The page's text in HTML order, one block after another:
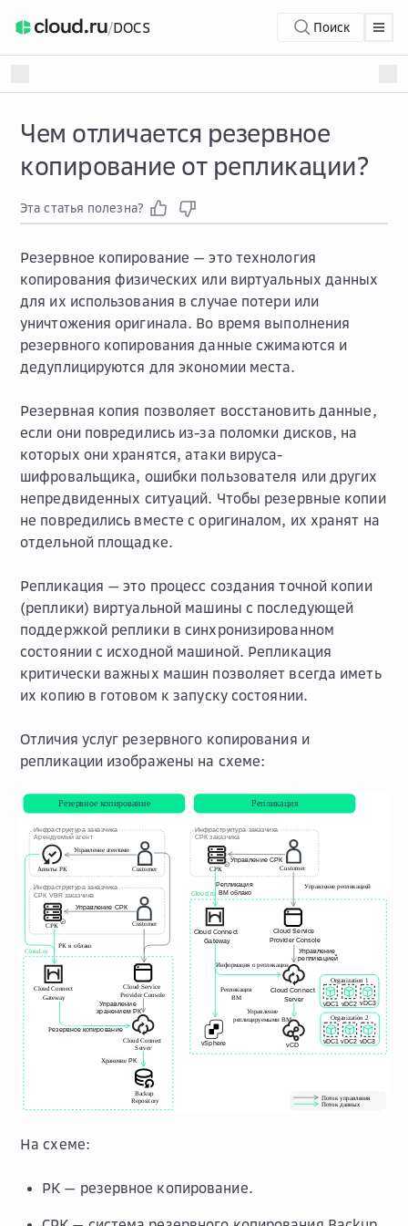
/DOCS Поиск
Чем отличается резервное
копирование от репликации?
Эта статья полезна?
Резервное копирование — это технология
копирования физических или виртуальных данных
для их использования в случае потери или
уничтожения оригинала. Во время выполнения
резервного копирования данные сжимаются и
дедуплицируются для экономии места.
Резервная копия позволяет восстановить данные,
если они повредились из-за поломки дисков, на
которых они хранятся, атаки вируса-
шифровальщика, ошибки пользователя или других
непредвиденных ситуаций. Чтобы резервные копии
не повредились вместе с оригиналом, их хранят на
отдельной площадке.
Репликация — это процесс создания точной копии
(реплики) виртуальной машины с последующей
поддержкой реплики в синхронизированном
состоянии с исходной машиной. Репликация
критически важных машин позволяет всегда иметь
их копию в готовом к запуску состоянии.
Отличия услуг резервного копирования и
репликации изображены на схеме:
На схеме:
РК — резервное копирование.